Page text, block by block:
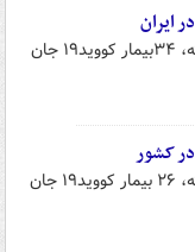
ایران
در طول ۲۴ ساعت گذشته، ۳۴بیمار کووید۱۹ جان
کشور
در طول ۲۴ ساعت گذشته، ۲۶ بیمار کووید۱۹ جان